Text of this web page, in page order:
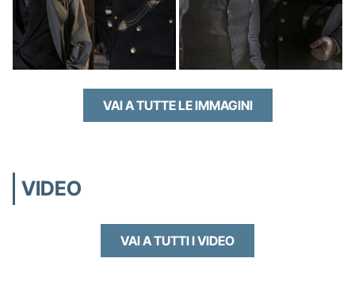
VAI A TUTTE LE IMMAGINI
VIDEO
VAI A TUTTI I VIDEO